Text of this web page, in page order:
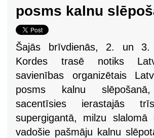
posms kalnu
Šajās brīvdienās, 2. un 3.
Kordes trasē notiks
savienības organizētais
posms kalnu
sacentīsies ierastajās
supergigantā, milzu
vadošie pašmāju kalnu